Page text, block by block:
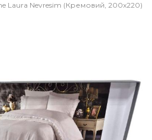
Laura Nevresim (Кремовий, 200х220)